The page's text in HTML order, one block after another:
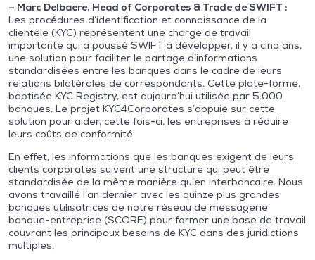
– Marc Delbaere, Head of Corporates & Trade de SWIFT :
Les procédures d’identification et connaissance de la
clientèle (KYC) représentent une charge de travail
importante qui a poussé SWIFT à développer, il y a cinq ans,
une solution pour faciliter le partage d’informations
standardisées entre les banques dans le cadre de leurs
relations bilatérales de correspondants. Cette plate-forme,
baptisée KYC Registry, est aujourd’hui utilisée par 5.000
banques. Le projet KYC4Corporates s’appuie sur cette
solution pour aider, cette fois-ci, les entreprises à réduire
leurs coûts de conformité.
En effet, les informations que les banques exigent de leurs
clients corporates suivent une structure qui peut être
standardisée de la même manière qu’en interbancaire. Nous
avons travaillé l’an dernier avec les quinze plus grandes
banques utilisatrices de notre réseau de messagerie
banque-entreprise (SCORE) pour former une base de travail
couvrant les principaux besoins de KYC dans des juridictions
multiples.